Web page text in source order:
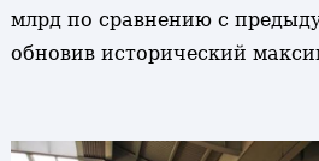
млрд по сравнению с
обновив исторический